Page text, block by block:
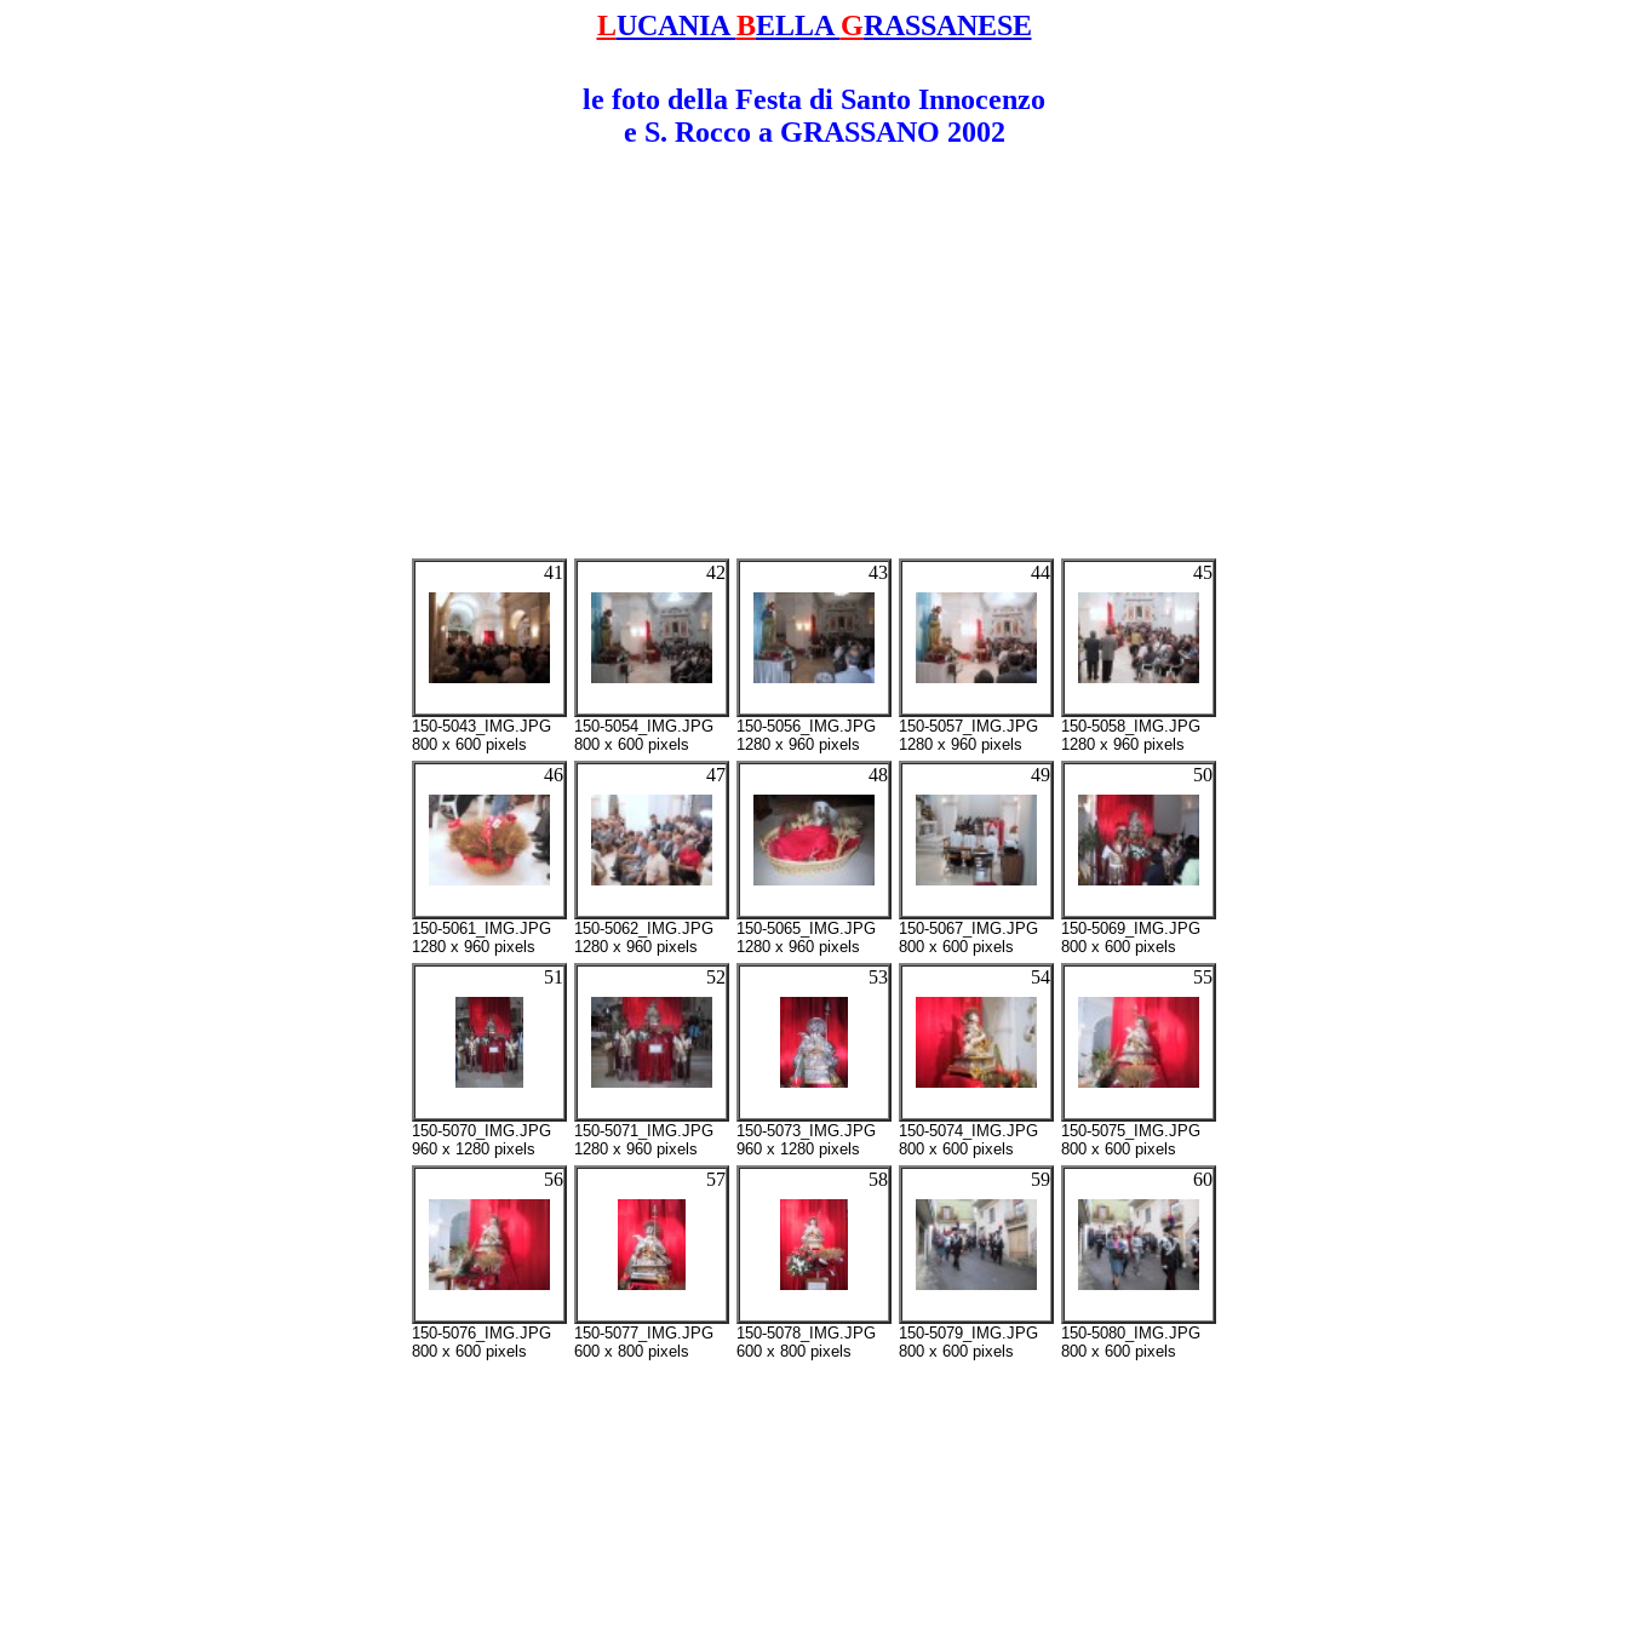
LUCANIA BELLA GRASSANESE
le foto della Festa di Santo Innocenzo
e S. Rocco a GRASSANO 2002
41
150-5043_IMG.JPG
800 x 600 pixels
42
150-5054_IMG.JPG
800 x 600 pixels
43
150-5056_IMG.JPG
1280 x 960 pixels
44
150-5057_IMG.JPG
1280 x 960 pixels
45
150-5058_IMG.JPG
1280 x 960 pixels
46
150-5061_IMG.JPG
1280 x 960 pixels
47
150-5062_IMG.JPG
1280 x 960 pixels
48
150-5065_IMG.JPG
1280 x 960 pixels
49
150-5067_IMG.JPG
800 x 600 pixels
50
150-5069_IMG.JPG
800 x 600 pixels
51
150-5070_IMG.JPG
960 x 1280 pixels
52
150-5071_IMG.JPG
1280 x 960 pixels
53
150-5073_IMG.JPG
960 x 1280 pixels
54
150-5074_IMG.JPG
800 x 600 pixels
55
150-5075_IMG.JPG
800 x 600 pixels
56
150-5076_IMG.JPG
800 x 600 pixels
57
150-5077_IMG.JPG
600 x 800 pixels
58
150-5078_IMG.JPG
600 x 800 pixels
59
150-5079_IMG.JPG
800 x 600 pixels
60
150-5080_IMG.JPG
800 x 600 pixels